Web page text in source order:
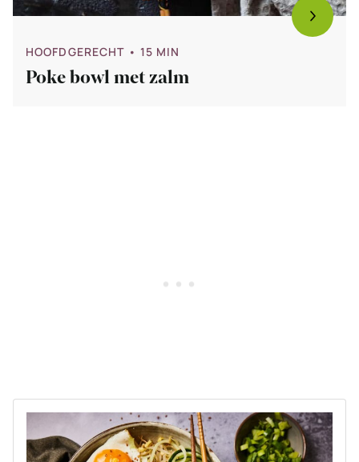
HOOFDGERECHT • 15 MIN
Poke bowl met zalm